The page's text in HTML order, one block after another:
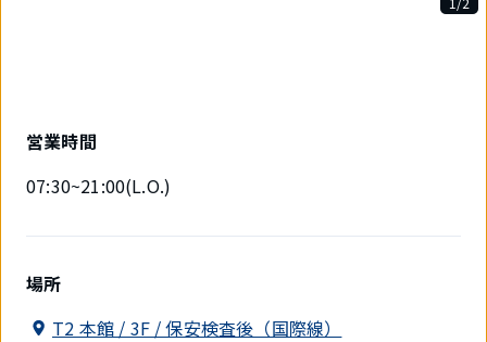
営業時間
07:30~21:00(L.O.)
場所
T2 本館 / 3F / 保安検査後（国際線）